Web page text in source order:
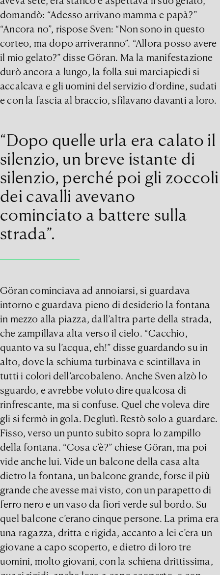
domandò: “Adesso arrivano mamma e papà?”
“Ancora no”, rispose Sven: “Non sono in questo
corteo, ma dopo arriveranno”. “Allora posso avere
il mio gelato?” disse Göran. Ma la manifestazione
durò ancora a lungo, la folla sui marciapiedi si
accalcava e gli uomini del servizio d’ordine, sudati
e con la fascia al braccio, sfilavano davanti a loro.
“Dopo quelle urla era calato il
silenzio, un breve istante di
silenzio, perché poi gli zoccoli
dei cavalli avevano
cominciato a battere sulla
strada”.
Göran cominciava ad annoiarsi, si guardava
intorno e guardava pieno di desiderio la fontana
in mezzo alla piazza, dall’altra parte della strada,
che zampillava alta verso il cielo. “Cacchio,
quanto va su l’acqua, eh!” disse guardando su in
alto, dove la schiuma turbinava e scintillava in
tutti i colori dell’arcobaleno. Anche Sven alzò lo
sguardo, e avrebbe voluto dire qualcosa di
rinfrescante, ma si confuse. Quel che voleva dire
gli si fermò in gola. Deglutì. Restò solo a guardare.
Fisso, verso un punto subito sopra lo zampillo
della fontana. “Cosa c’è?” chiese Göran, ma poi
vide anche lui. Vide un balcone della casa alta
dietro la fontana, un balcone grande, forse il più
grande che avesse mai visto, con un parapetto di
ferro nero e un vaso da fiori verde sul bordo. Su
quel balcone c’erano cinque persone. La prima era
una ragazza, dritta e rigida, accanto a lei c’era un
giovane a capo scoperto, e dietro di loro tre
uomini, molto giovani, con la schiena drittissima,